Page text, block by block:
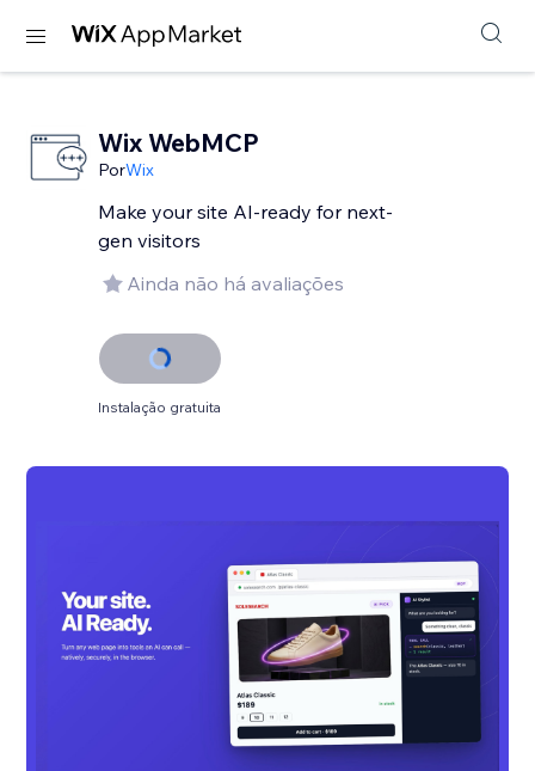
Wix WebMCP
PorWix
Make your site AI-ready for next-
gen visitors
Ainda não há avaliações
Instalação gratuita